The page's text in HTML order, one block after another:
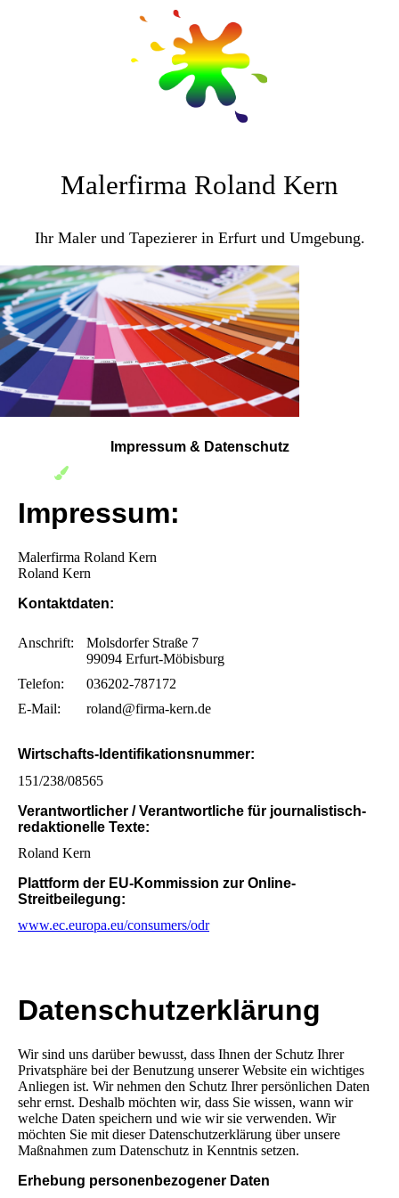
Malerfirma Roland Kern
Ihr Maler und Tapezierer in Erfurt und Umgebung.
Impressum & Datenschutz
Impressum:
Malerfirma Roland Kern
Roland Kern
Kontaktdaten:
Anschrift:
Molsdorfer Straße 7
99094 Erfurt-Möbisburg
Telefon:
036202-787172
E-Mail:
roland@firma-kern.de
Wirtschafts-Identifikationsnummer:
151/238/08565
Verantwortlicher / Verantwortliche für journalistisch-
redaktionelle Texte:
Roland Kern
Plattform der EU-Kommission zur Online-
Streitbeilegung:
www.ec.europa.eu/consumers/odr
Datenschutz­erklärung
Wir sind uns darüber bewusst, dass Ihnen der Schutz Ihrer
Privatsphäre bei der Benutzung unserer Website ein wichtiges
Anliegen ist. Wir nehmen den Schutz Ihrer persönlichen Daten
sehr ernst. Deshalb möchten wir, dass Sie wissen, wann wir
welche Daten speichern und wie wir sie verwenden. Wir
möchten Sie mit dieser Datenschutzerklärung über unsere
Maßnahmen zum Datenschutz in Kenntnis setzen.
Erhebung personenbezogener Daten